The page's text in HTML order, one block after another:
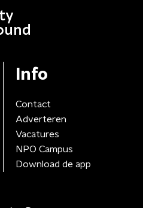
Info
Contact
Adverteren
Vacatures
NPO Campus
Download de app